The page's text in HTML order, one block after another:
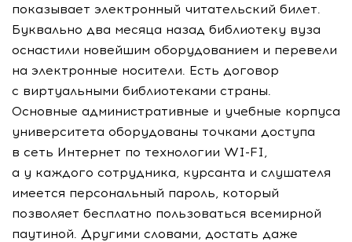
показывает электронный читательский билет.
Буквально два месяца назад библиотеку вуза
оснастили новейшим оборудованием и перевели
на электронные носители. Есть договор
с виртуальными библиотеками страны.
Основные административные и учебные корпуса
университета оборудованы точками доступа
в сеть Интернет по технологии WI-FI,
а у каждого сотрудника, курсанта и слушателя
имеется персональный пароль, который
позволяет бесплатно пользоваться всемирной
паутиной. Другими словами, достать даже